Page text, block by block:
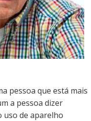
pessoa que está mais
a pessoa dizer
uso de aparelho